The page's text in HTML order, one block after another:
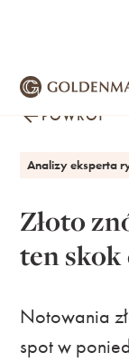
POWRÓT
Analizy eksperta
Złoto
ten skok
Notowania
spot w